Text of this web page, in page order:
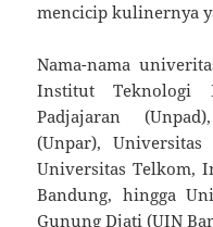
mencicip kulinernya
Nama-nama
Institut Teknologi
Padjajaran
(Unpar),
Universitas Telkom,
Bandung, hingga
Gunung Djati (UIN